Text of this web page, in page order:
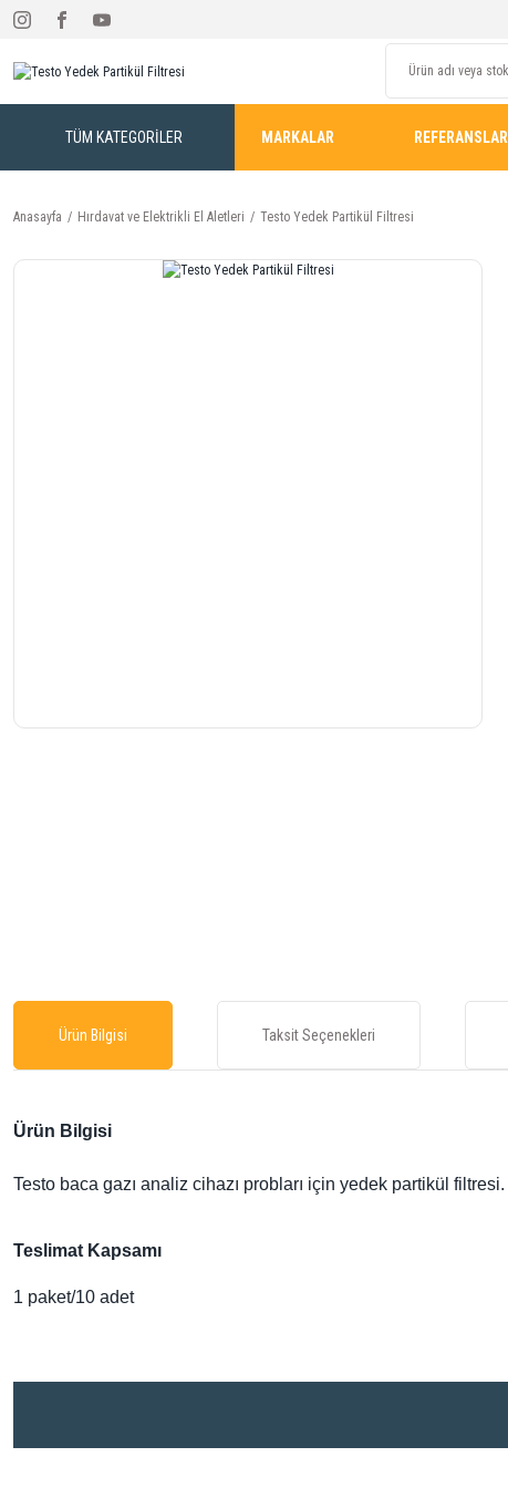
TÜM KATEGORİLER MARKALAR REFERANSLAR
Anasayfa Hırdavat ve Elektrikli El Aletleri Testo Yedek Partikül Filtresi
Ürün Bilgisi Taksit Seçenekleri
Ürün Bilgisi
Testo baca gazı analiz cihazı probları için yedek partikül filtresi.
Teslimat Kapsamı
1 paket/10 adet
Ürün resmi kalitesiz, bozuk veya görüntülenemiyor.